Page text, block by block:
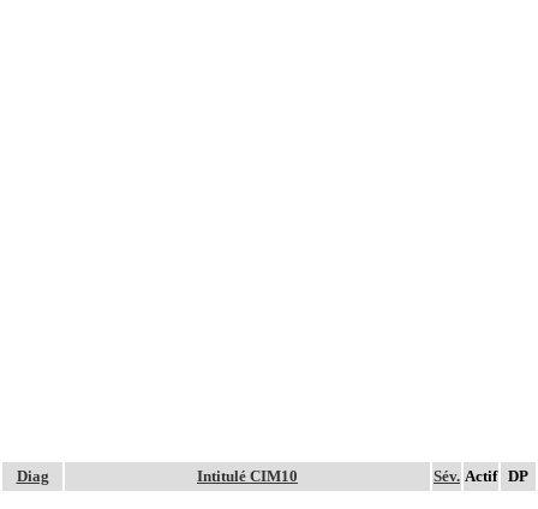
Diag Intitulé CIM10 Sév. Actif DP